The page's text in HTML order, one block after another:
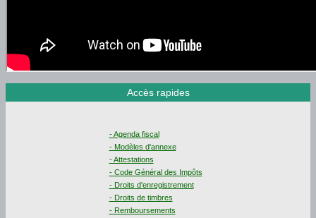
Accès rapides
- Agenda fiscal
- Modèles d'annexe
- Attestations
- Code Général des Impôts
- Droits d'enregistrement
- Droits de timbres
- Remboursements